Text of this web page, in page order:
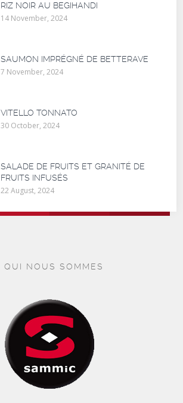
RIZ NOIR AU BEGIHANDI
14 November, 2024
SAUMON IMPRÉGNÉ DE BETTERAVE
7 November, 2024
VITELLO TONNATO
30 October, 2024
SALADE DE FRUITS ET GRANITÉ DE
FRUITS INFUSÉS
22 August, 2024
QUI NOUS SOMMES